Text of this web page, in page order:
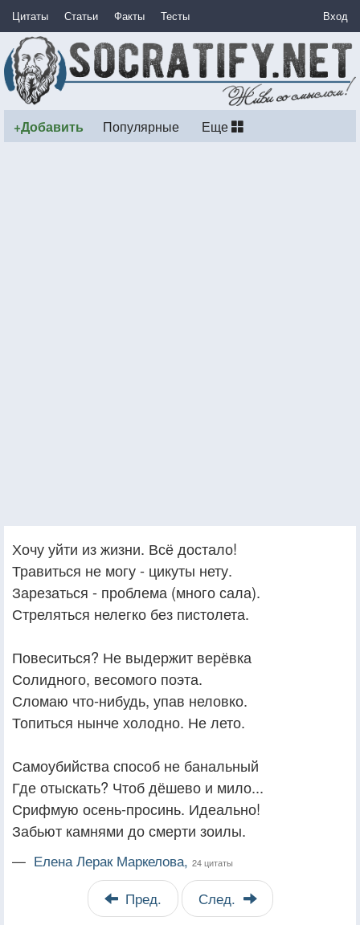
Цитаты Статьи Факты Тесты Вход
+Добавить Популярные Еще
Хочу уйти из жизни. Всё достало!
Травиться не могу - цикуты нету.
Зарезаться - проблема (много сала).
Стреляться нелегко без пистолета.
Повеситься? Не выдержит верёвка
Солидного, весомого поэта.
Сломаю что-нибудь, упав неловко.
Топиться нынче холодно. Не лето.
Самоубийства способ не банальный
Где отыскать? Чтоб дёшево и мило...
Срифмую осень-просинь. Идеально!
Забьют камнями до смерти зоилы.
— Елена Лерак Маркелова, 24 цитаты
Пред. След.